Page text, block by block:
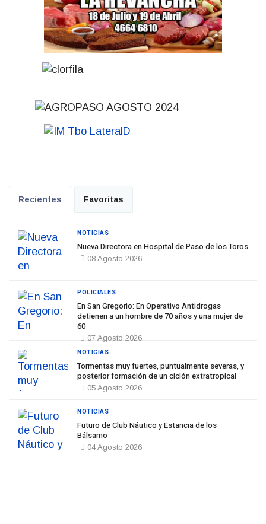
Recientes Favoritas
Nueva Directora en Hospital de Paso de los Toros
08 Agosto 2026
NOTICIAS
En San Gregorio: En Operativo Antidrogas
detienen a un hombre de 70 años y una mujer de
60
07 Agosto 2026
POLICIALES
Tormentas muy fuertes, puntualmente severas, y
posterior formación de un ciclón extratropical
05 Agosto 2026
NOTICIAS
Futuro de Club Náutico y Estancia de los
Bálsamo
04 Agosto 2026
NOTICIAS